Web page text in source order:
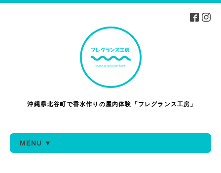
沖縄県北谷町で香水作りの屋内体験「フレグランス工房」
MENU ▼